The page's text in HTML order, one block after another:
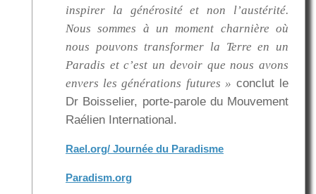
inspirer la générosité et non l’austérité.
Nous sommes à un moment charnière où
nous pouvons transformer la Terre en un
Paradis et c’est un devoir que nous avons
envers les générations futures » conclut le
Dr Boisselier, porte-parole du Mouvement
Raélien International.
Rael.org/ Journée du Paradisme
Paradism.org